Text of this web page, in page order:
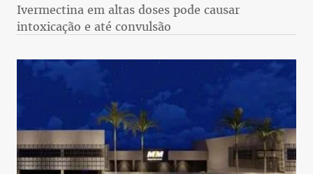
Ivermectina em altas doses pode causar
intoxicação e até convulsão